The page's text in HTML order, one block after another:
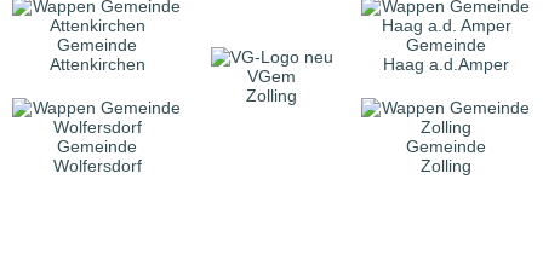
Gemeinde
Attenkirchen
VGem
Zolling
Gemeinde
Haag a.d.Amper
Gemeinde
Wolfersdorf
Gemeinde
Zolling